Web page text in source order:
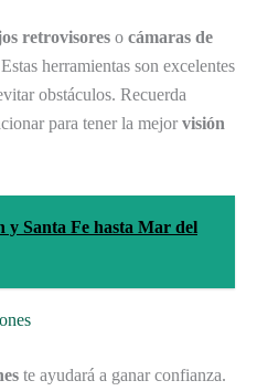
retrovisores o cámaras de
herramientas son excelentes
obstáculos. Recuerda
para tener la mejor visión
y Santa Fe hasta Mar del
te ayudará a ganar confianza.